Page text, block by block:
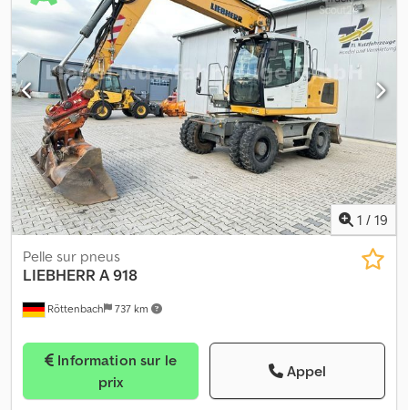
1 / 19
Röttenbach 737 km
Pelle sur pneus
LIEBHERR A 918
prix
Appel